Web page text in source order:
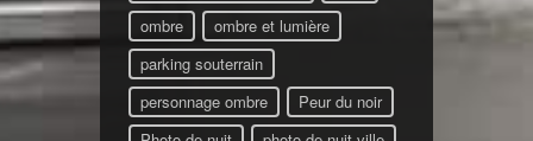
ombre
ombre et lumière
parking souterrain
personnage ombre
Peur du noir